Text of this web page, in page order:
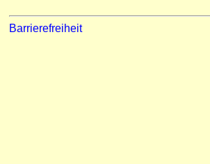
Barrierefreiheit